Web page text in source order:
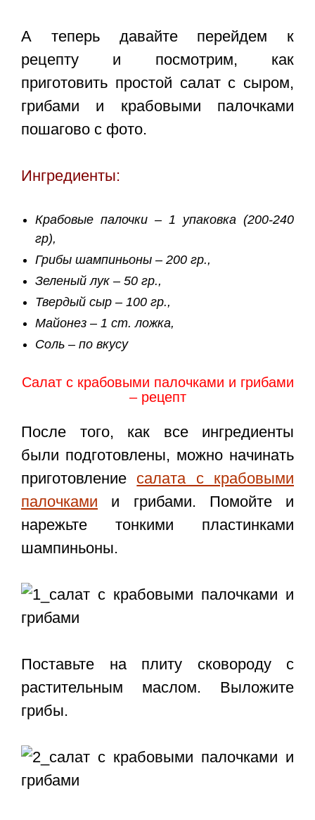
А теперь давайте перейдем к
рецепту и посмотрим, как
приготовить простой салат с сыром,
грибами и крабовыми палочками
пошагово с фото.
Ингредиенты:
Крабовые палочки – 1 упаковка (200-240
гр),
Грибы шампиньоны – 200 гр.,
Зеленый лук – 50 гр.,
Твердый сыр – 100 гр.,
Майонез – 1 ст. ложка,
Соль – по вкусу
Салат с крабовыми палочками и грибами
– рецепт
После того, как все ингредиенты
были подготовлены, можно начинать
приготовление салата с крабовыми
палочками и грибами. Помойте и
нарежьте тонкими пластинками
шампиньоны.
Поставьте на плиту сковороду с
растительным маслом. Выложите
грибы.